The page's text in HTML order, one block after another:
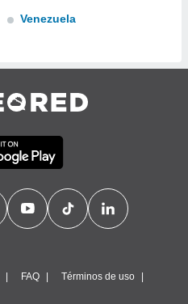
Venezuela
FAQ Términos de uso